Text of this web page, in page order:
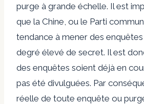
purge à grande échelle. Il est
que la Chine, ou le Parti
tendance à mener des
degré élevé de secret. Il est
des enquêtes soient déjà en
pas été divulguées. Par
réelle de toute enquête ou